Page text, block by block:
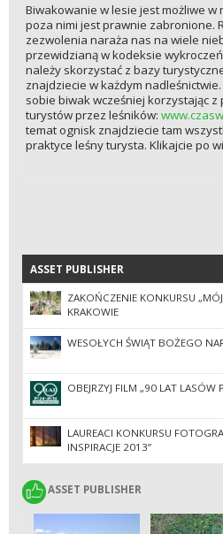
Biwakowanie w lesie jest możliwe w
poza nimi jest prawnie zabronione.
zezwolenia naraża nas na wiele
przewidzianą w kodeksie
należy skorzystać z bazy
znajdziecie w każdym
sobie biwak wcześniej korzystając
turystów przez leśników:
temat ognisk znajdziecie tam
praktyce leśny turysta. Klikajcie po
ASSET PUBLISHER
ASSET PUBLISHER
ZAKOŃCZENIE KONKURSU
KRAKOWIE
WESOŁYCH ŚWIĄT BOŻEGO
OBEJRZYJ FILM „90 LAT LASÓW
LAUREACI KONKURSU
INSPIRACJE 2013”
ASSET PUBLISHER
ASSET PUBLISHER